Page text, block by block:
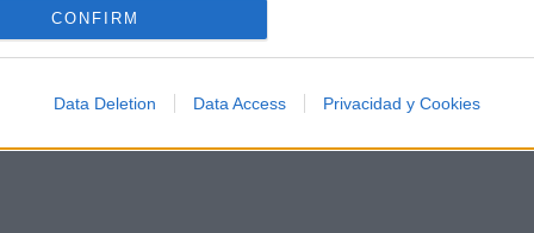
CONFIRM
Data Deletion Data Access Privacidad y Cookies
I J K L M N O P Q R S T